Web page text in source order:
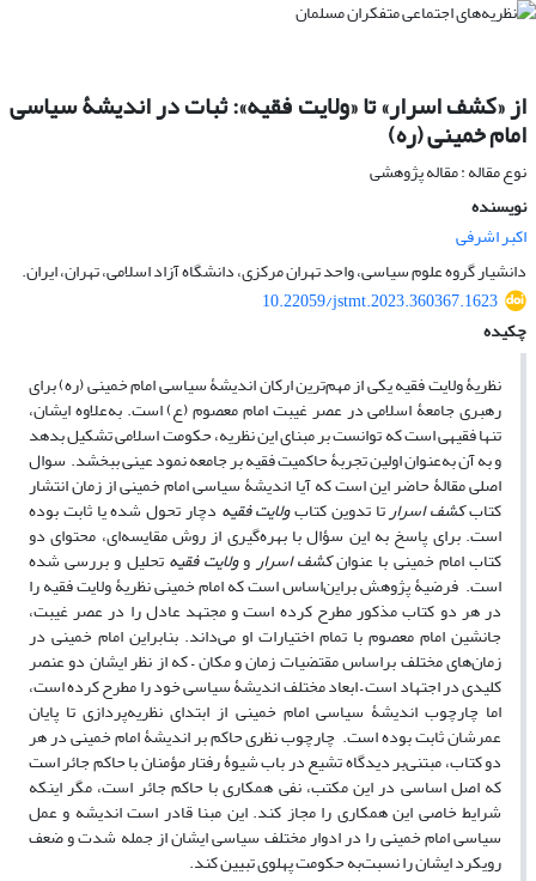
از «کشف اسرار» تا «ولایت فقیه»: ثبات در اندیشۀ سیاسی
امام خمینی (ره)
نوع مقاله : مقاله پژوهشی
نویسنده
اکبر اشرفی
دانشیار گروه علوم سیاسی، واحد تهران مرکزی، دانشگاه آزاد اسلامی، تهران، ایران.
10.22059/jstmt.2023.360367.1623
چکیده
نظریۀ ولایت فقیه یکی از مهم‌ترین ارکان اندیشۀ سیاسی امام خمینی (ره) برای
رهبری جامعۀ اسلامی در عصر غیبت امام معصوم (ع) است. به‌علاوه ایشان،
تنها فقیهی است که توانست بر مبنای این نظریه، حکومت اسلامی تشکیل بدهد
و به آن به‌عنوان اولین تجربۀ حاکمیت فقیه بر جامعه نمود عینی ببخشد. سوال
اصلی مقالۀ حاضر این است که آیا اندیشۀ سیاسی امام خمینی از زمان انتشار
کتابکشف اسرارتا تدوین کتابولایت فقیه دچار تحول شده یا ثابت بوده
است. برای پاسخ به این سؤال با بهره‌گیری از روش مقایسه‌ای، محتوای دو
کتاب امام خمینی با عنوانکشف اسراروولایت فقیهتحلیل و بررسی شده‌
است. فرضیۀ پژوهش براین‌اساس است که امام خمینی نظریۀ ولایت فقیه را
در هر دو کتاب مذکور مطرح کرده است و مجتهد عادل را در عصر غیبت،
جانشین امام معصوم با تمام اختیارات او می‌داند. بنابراین امام خمینی در
زمان‌های مختلف براساس مقتضیات زمان و مکان – که از نظر ایشان دو عنصر
کلیدی در اجتهاد است – ابعاد مختلف اندیشۀ سیاسی خود را مطرح کرده است،
اما چارچوب اندیشۀ سیاسی امام خمینی از ابتدای نظریه‌پردازی تا پایان
عمرشان ثابت بوده است. چارچوب نظری حاکم بر اندیشۀ امام خمینی در هر
دو کتاب، مبتنی‌بر دیدگاه تشیع در باب شیوۀ رفتار مؤمنان با حاکم جائر است
که اصل اساسی در این مکتب، نفی همکاری با حاکم جائر است، مگر اینکه
شرایط خاصی این همکاری را مجاز کند. این مبنا قادر است اندیشه و عمل
سیاسی امام خمینی را در ادوار مختلف سیاسی ایشان از جمله شدت و ضعف
رویکرد ایشان را نسبت‌به حکومت پهلوی تبیین کند.